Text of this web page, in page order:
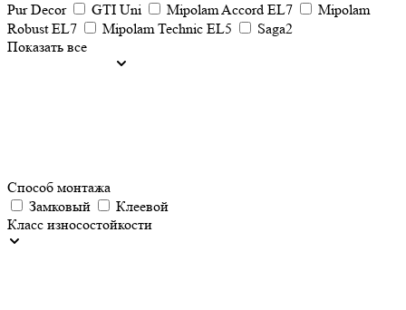
Pur Decor
GTI Uni Mipolam Accord EL7
Mipolam
Robust EL7
Mipolam Technic EL5
Saga2
Показать все
Способ монтажа
Замковый
Клеевой
Класс износостойкости